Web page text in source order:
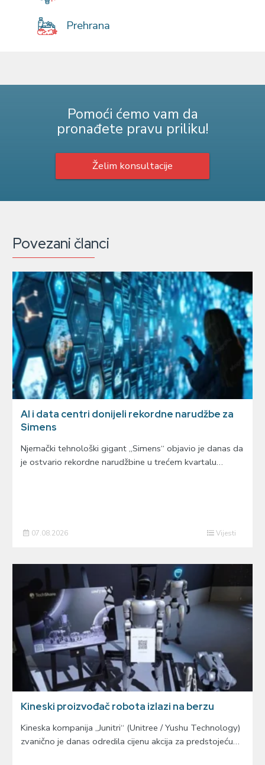
Prehrana
Pomoći ćemo vam da
pronađete pravu priliku!
Želim konsultacije
Povezani članci
AI i data centri donijeli rekordne narudžbe za
Simens
Njemački tehnološki gigant „Simens“ objavio je danas da
je ostvario rekordne narudžbine u trećem kvartalu…
07.08.2026 Vijesti
Kineski proizvođač robota izlazi na berzu
Kineska kompanija „Junitri“ (Unitree / Yushu Technology)
zvanično je danas odredila cijenu akcija za predstojeću…